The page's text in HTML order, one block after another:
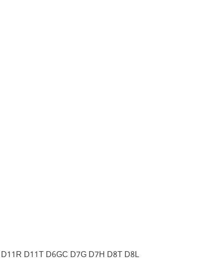
D11T D6GC D7G D7H D8T D8L